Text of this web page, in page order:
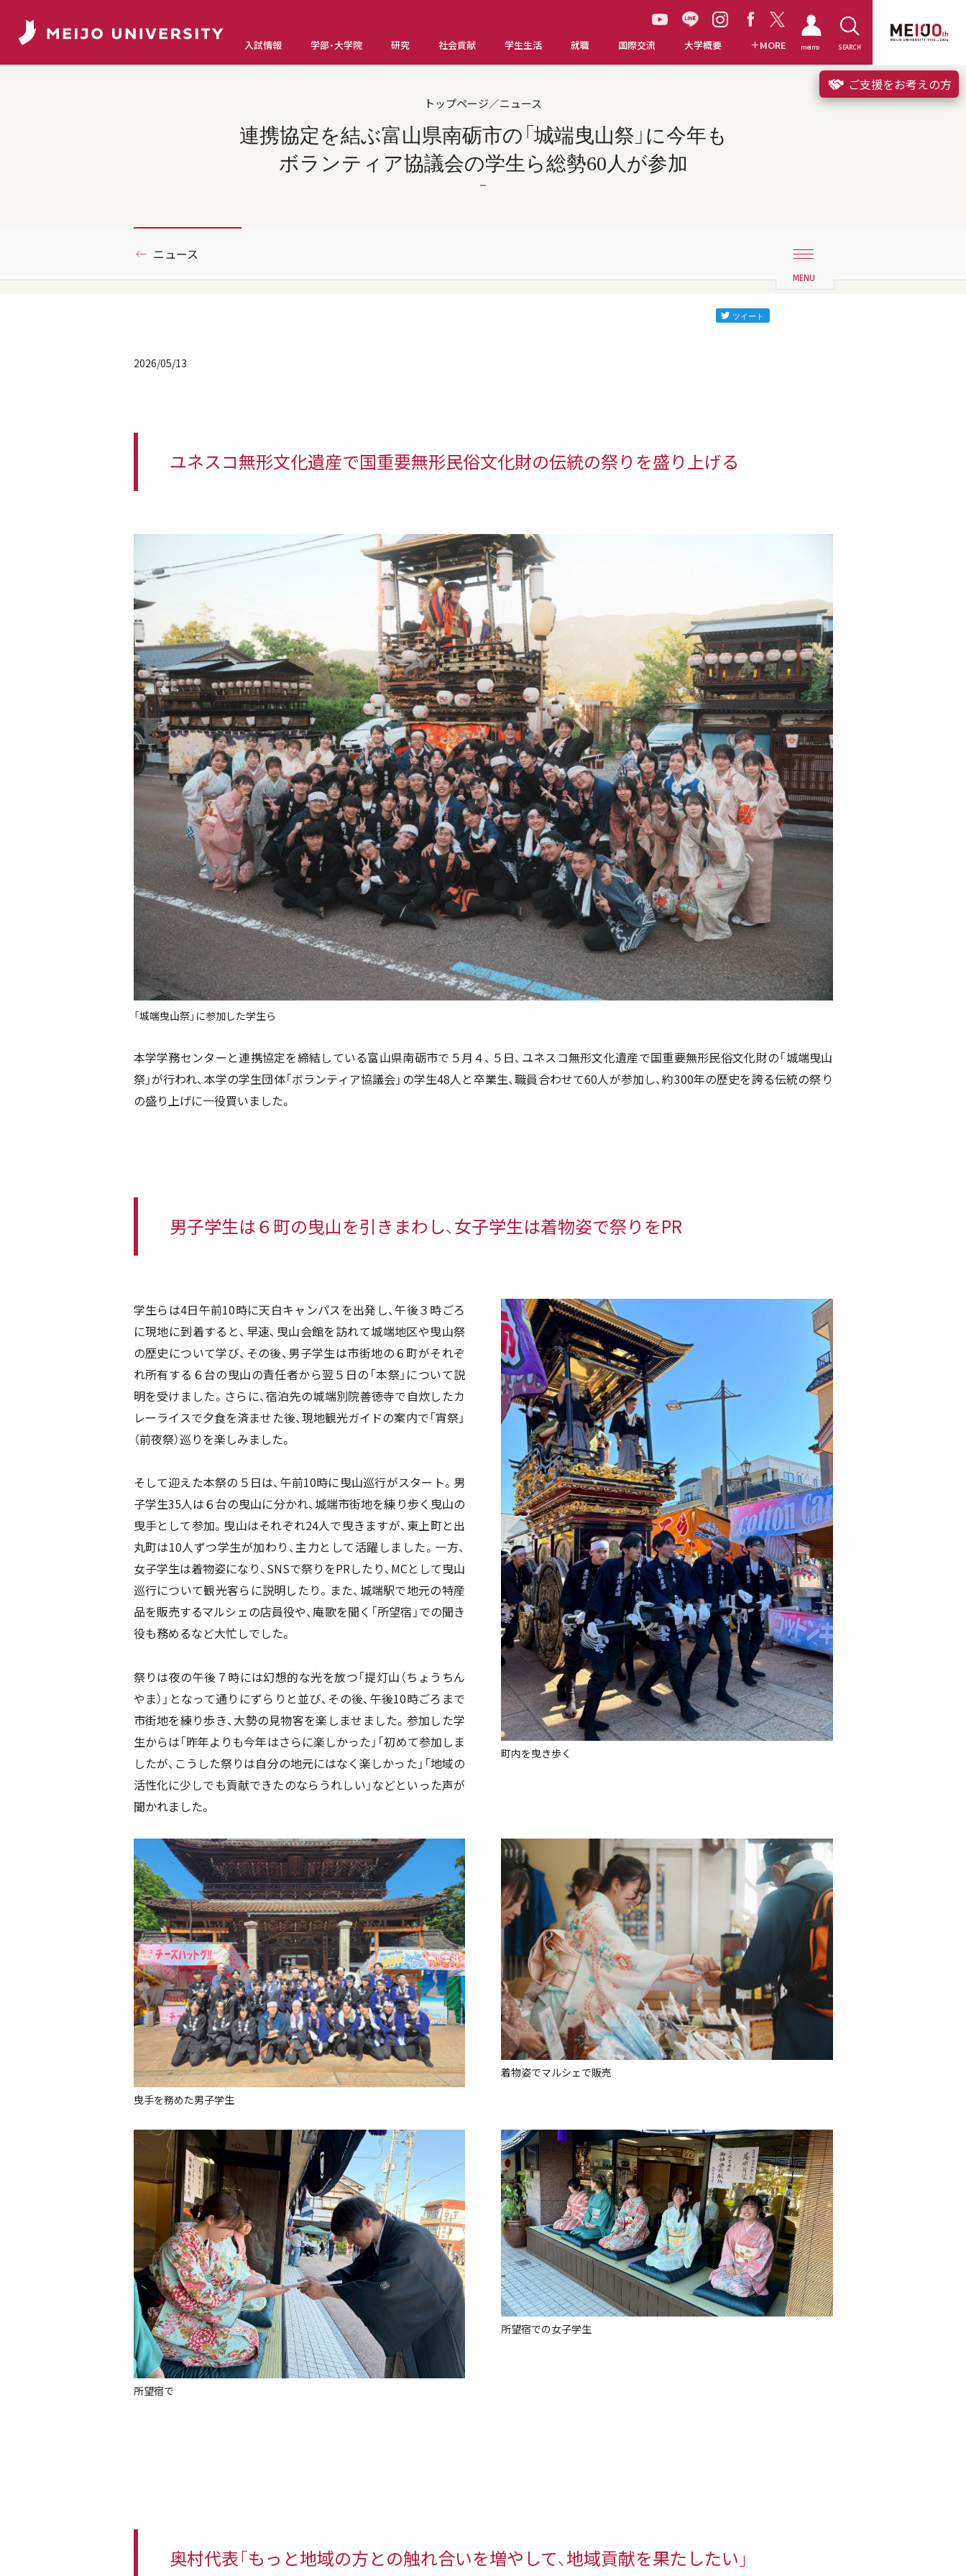
入試情報 学部・大学院 研究 社会貢献 学生生活 就職 国際交流 大学概要 MORE meimo SEARCH
ご支援をお考えの方
トップページ／ニュース
連携協定を結ぶ富山県南砺市の「城端曳山祭」に今年も
ボランティア協議会の学生ら総勢60人が参加
ニュース
2026/05/13
ユネスコ無形文化遺産で国重要無形民俗文化財の伝統の祭りを盛り上げる
「城端曳山祭」に参加した学生ら
本学学務センターと連携協定を締結している富山県南砺市で５月４、５日、ユネスコ無形文化遺産で国重要無形民俗文化財の「城端曳山
祭」が行われ、本学の学生団体「ボランティア協議会」の学生48人と卒業生、職員合わせて60人が参加し、約300年の歴史を誇る伝統の祭り
の盛り上げに一役買いました。
男子学生は６町の曳山を引きまわし、女子学生は着物姿で祭りをPR
町内を曳き歩く
学生らは4日午前10時に天白キャンパスを出発し、午後３時ごろ
に現地に到着すると、早速、曳山会館を訪れて城端地区や曳山祭
の歴史について学び、その後、男子学生は市街地の６町がそれぞ
れ所有する６台の曳山の責任者から翌５日の「本祭」について説
明を受けました。さらに、宿泊先の城端別院善徳寺で自炊したカ
レーライスで夕食を済ませた後、現地観光ガイドの案内で「宵祭」
（前夜祭）巡りを楽しみました。
そして迎えた本祭の５日は、午前10時に曳山巡行がスタート。男
子学生35人は６台の曳山に分かれ、城端市街地を練り歩く曳山の
曳手として参加。曳山はそれぞれ24人で曳きますが、東上町と出
丸町は10人ずつ学生が加わり、主力として活躍しました。一方、
女子学生は着物姿になり、SNSで祭りをPRしたり、MCとして曳山
巡行について観光客らに説明したり。また、城端駅で地元の特産
品を販売するマルシェの店員役や、庵歌を聞く「所望宿」での聞き
役も務めるなど大忙しでした。
祭りは夜の午後７時には幻想的な光を放つ「提灯山（ちょうちん
やま）」となって通りにずらりと並び、その後、午後10時ごろまで
市街地を練り歩き、大勢の見物客を楽しませました。参加した学
生からは「昨年よりも今年はさらに楽しかった」「初めて参加しま
したが、こうした祭りは自分の地元にはなく楽しかった」「地域の
活性化に少しでも貢献できたのならうれしい」などといった声が
聞かれました。
曳手を務めた男子学生
着物姿でマルシェで販売
所望宿で
所望宿での女子学生
奥村代表「もっと地域の方との触れ合いを増やして、地域貢献を果たしたい」